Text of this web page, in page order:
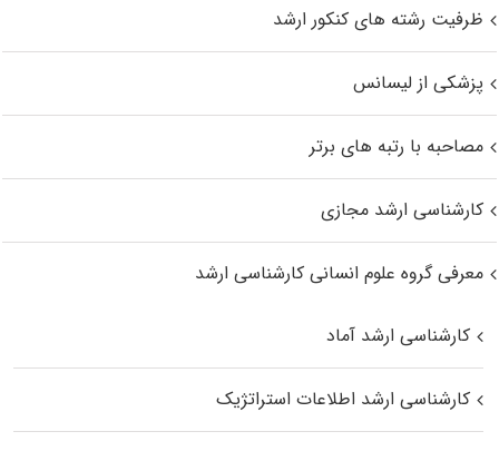
ظرفیت رشته های کنکور ارشد
پزشکی از لیسانس
مصاحبه با رتبه های برتر
کارشناسی ارشد مجازی
معرفی گروه علوم انسانی کارشناسی ارشد
کارشناسی ارشد آماد
کارشناسی ارشد اطلاعات استراتژیک